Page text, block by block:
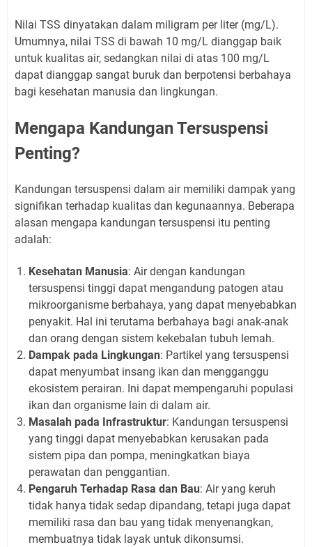
Nilai TSS dinyatakan dalam miligram per liter (mg/L).
Umumnya, nilai TSS di bawah 10 mg/L dianggap baik
untuk kualitas air, sedangkan nilai di atas 100 mg/L
dapat dianggap sangat buruk dan berpotensi berbahaya
bagi kesehatan manusia dan lingkungan.
Mengapa Kandungan Tersuspensi
Penting?
Kandungan tersuspensi dalam air memiliki dampak yang
signifikan terhadap kualitas dan kegunaannya. Beberapa
alasan mengapa kandungan tersuspensi itu penting
adalah:
Kesehatan Manusia: Air dengan kandungan
tersuspensi tinggi dapat mengandung patogen atau
mikroorganisme berbahaya, yang dapat menyebabkan
penyakit. Hal ini terutama berbahaya bagi anak-anak
dan orang dengan sistem kekebalan tubuh lemah.
Dampak pada Lingkungan: Partikel yang tersuspensi
dapat menyumbat insang ikan dan mengganggu
ekosistem perairan. Ini dapat mempengaruhi populasi
ikan dan organisme lain di dalam air.
Masalah pada Infrastruktur: Kandungan tersuspensi
yang tinggi dapat menyebabkan kerusakan pada
sistem pipa dan pompa, meningkatkan biaya
perawatan dan penggantian.
Pengaruh Terhadap Rasa dan Bau: Air yang keruh
tidak hanya tidak sedap dipandang, tetapi juga dapat
memiliki rasa dan bau yang tidak menyenangkan,
membuatnya tidak layak untuk dikonsumsi.